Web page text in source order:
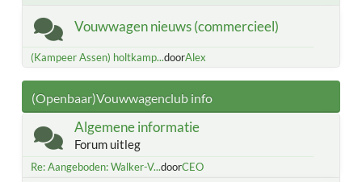
Vouwwagen nieuws (commercieel)
(Kampeer Assen) holtkamp...doorAlex
(Openbaar)Vouwwagenclub info
Algemene informatie
Forum uitleg
Re: Aangeboden: Walker-V...doorCEO